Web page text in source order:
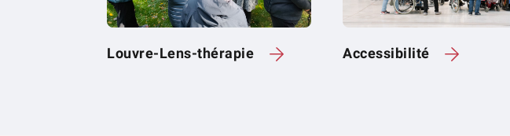
Louvre-Lens-thérapie Accessibilité